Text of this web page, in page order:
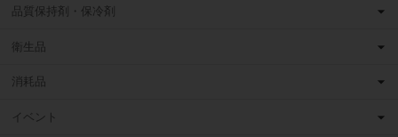
品質保持剤・保冷剤
衛生品
消耗品
イベント